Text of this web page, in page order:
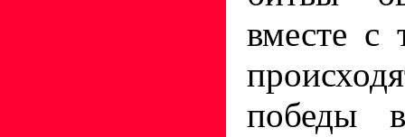
вместе с
победы